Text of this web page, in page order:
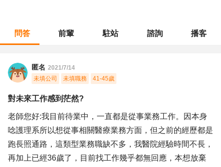
問答 前輩 駐站 諮詢 播客
匿名 2021/7/14
未填公司
未填職務 41-45歲
對未來工作感到茫然?
老師您好:我目前待業中，一直都是從事業務工作。因本身
唸護理系所以想從事相關醫療業務方面，但之前的經歷都是
跑長照通路，這類型業務職缺不多，我醫院經驗時間不長，
再加上已經36歲了，目前找工作幾乎都無回應，本想放棄